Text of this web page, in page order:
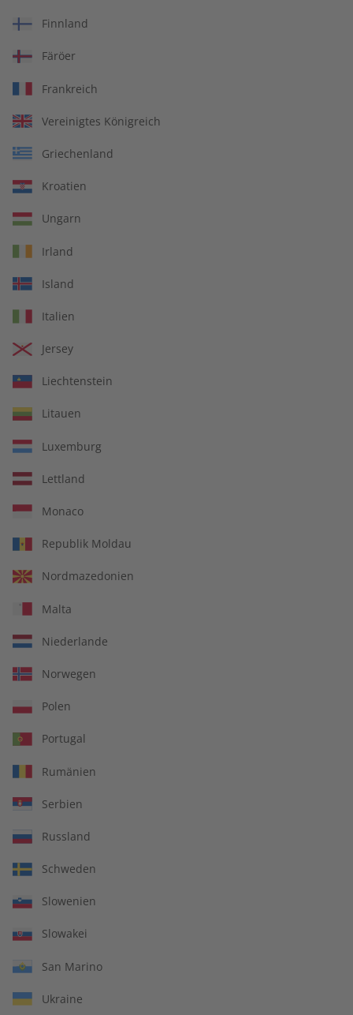
€ 99,90
écoute Jahrgang 2024
€ 99,90
écoute Jahrgang 2023
écoute Audiotrainer
€ 149,90
Finnland
Färöer
Frankreich
Vereinigtes Königreich
Griechenland
Kroatien
Ungarn
Irland
Island
Italien
Jersey
Liechtenstein
Litauen
Luxemburg
Lettland
Monaco
Republik Moldau
Nordmazedonien
Malta
Niederlande
Norwegen
Polen
Portugal
Rumänien
Serbien
Russland
Schweden
Slowenien
Slowakei
San Marino
Ukraine